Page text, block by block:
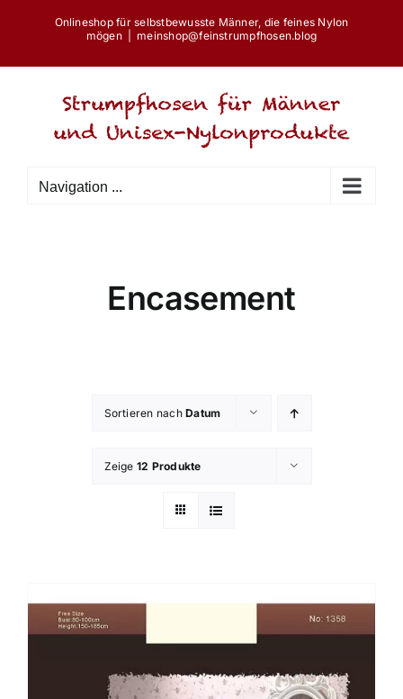
Onlineshop für selbstbewusste Männer, die feines Nylon
mögen
meinshop@feinstrumpfhosen.blog
Navigation ...
Encasement
Sortieren nachDatum
Zeige 12 Produkte